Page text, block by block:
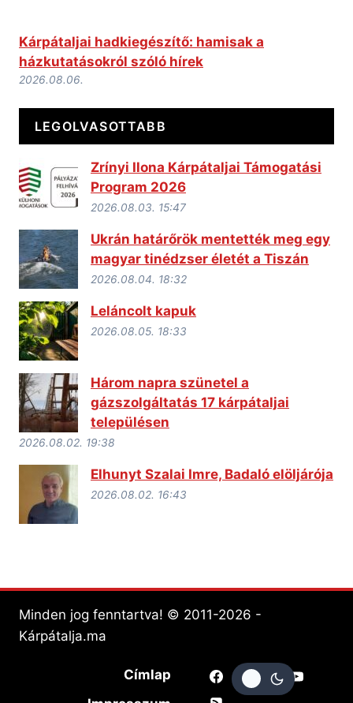
Kárpátaljai hadkiegészítő: hamisak a
házkutatásokról szóló hírek
2026.08.06.
LEGOLVASOTTABB
Zrínyi Ilona Kárpátaljai Támogatási
Program 2026
2026.08.03. 15:47
Ukrán határőrök mentették meg egy
magyar tinédzser életét a Tiszán
2026.08.04. 18:32
Leláncolt kapuk
2026.08.05. 18:33
Három napra szünetel a
gázszolgáltatás 17 kárpátaljai
településen
2026.08.02. 19:38
Elhunyt Szalai Imre, Badaló elöljárója
2026.08.02. 16:43
Minden jog fenntartva! © 2011-2026 -
Kárpátalja.ma
Címlap